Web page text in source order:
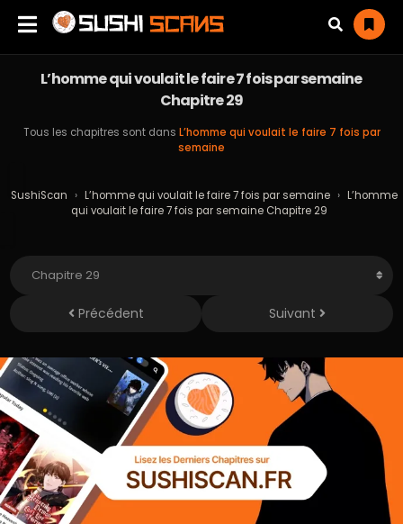
L’homme qui voulait le faire 7 fois par semaine
Chapitre 29
Tous les chapitres sont dans L’homme qui voulait le faire 7 fois par
semaine
SushiScan › L’homme qui voulait le faire 7 fois par semaine › L’homme
qui voulait le faire 7 fois par semaine Chapitre 29
Précédent Suivant